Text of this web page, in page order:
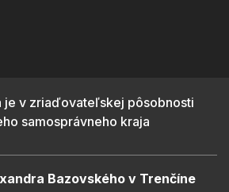
je v zriaďovateľskej pôsobnosti
samosprávneho kraja
Bazovského v Trenčíne